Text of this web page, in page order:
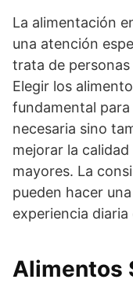
La alimentación
una atención
trata de
Elegir los
fundamental
necesaria sino
mejorar la
mayores. La
pueden hacer
experiencia diaria
Alimentos